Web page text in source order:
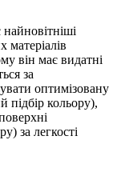
матеріалів
він має видатні
за
оптимізовану
підбір кольору),
за легкості